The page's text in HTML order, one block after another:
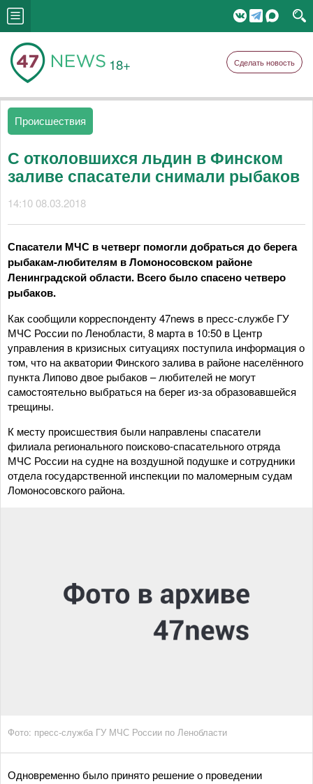
18+ Сделать новость
Происшествия
С отколовшихся льдин в Финском
заливе спасатели снимали рыбаков
14:10 08.03.2018
Спасатели МЧС в четверг помогли добраться до берега
рыбакам-любителям в Ломоносовском районе
Ленинградской области. Всего было спасено четверо
рыбаков.
Как сообщили корреспонденту 47news в пресс-службе ГУ
МЧС России по Ленобласти, 8 марта в 10:50 в Центр
управления в кризисных ситуациях поступила информация о
том, что на акватории Финского залива в районе населённого
пункта Липово двое рыбаков – любителей не могут
самостоятельно выбраться на берег из-за образовавшейся
трещины.
К месту происшествия были направлены спасатели
филиала регионального поисково-спасательного отряда
МЧС России на судне на воздушной подушке и сотрудники
отдела государственной инспекции по маломерным судам
Ломоносовского района.
Фото: пресс-служба ГУ МЧС России по Ленобласти
Одновременно было принято решение о проведении